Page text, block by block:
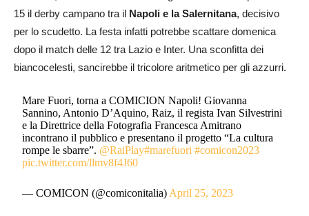
15 il derby campano tra il Napoli e la Salernitana, decisivo
per lo scudetto. La festa infatti potrebbe scattare domenica
dopo il match delle 12 tra Lazio e Inter. Una sconfitta dei
biancocelesti, sancirebbe il tricolore aritmetico per gli azzurri.
Mare Fuori, torna a COMICION Napoli! Giovanna
Sannino, Antonio D’Aquino, Raiz, il regista Ivan Silvestrini
e la Direttrice della Fotografia Francesca Amitrano
incontrano il pubblico e presentano il progetto “La cultura
rompe le sbarre”. @RaiPlay#marefuori #comicon2023
pic.twitter.com/llmv8f4J60
— COMICON (@comiconitalia) April 25, 2023